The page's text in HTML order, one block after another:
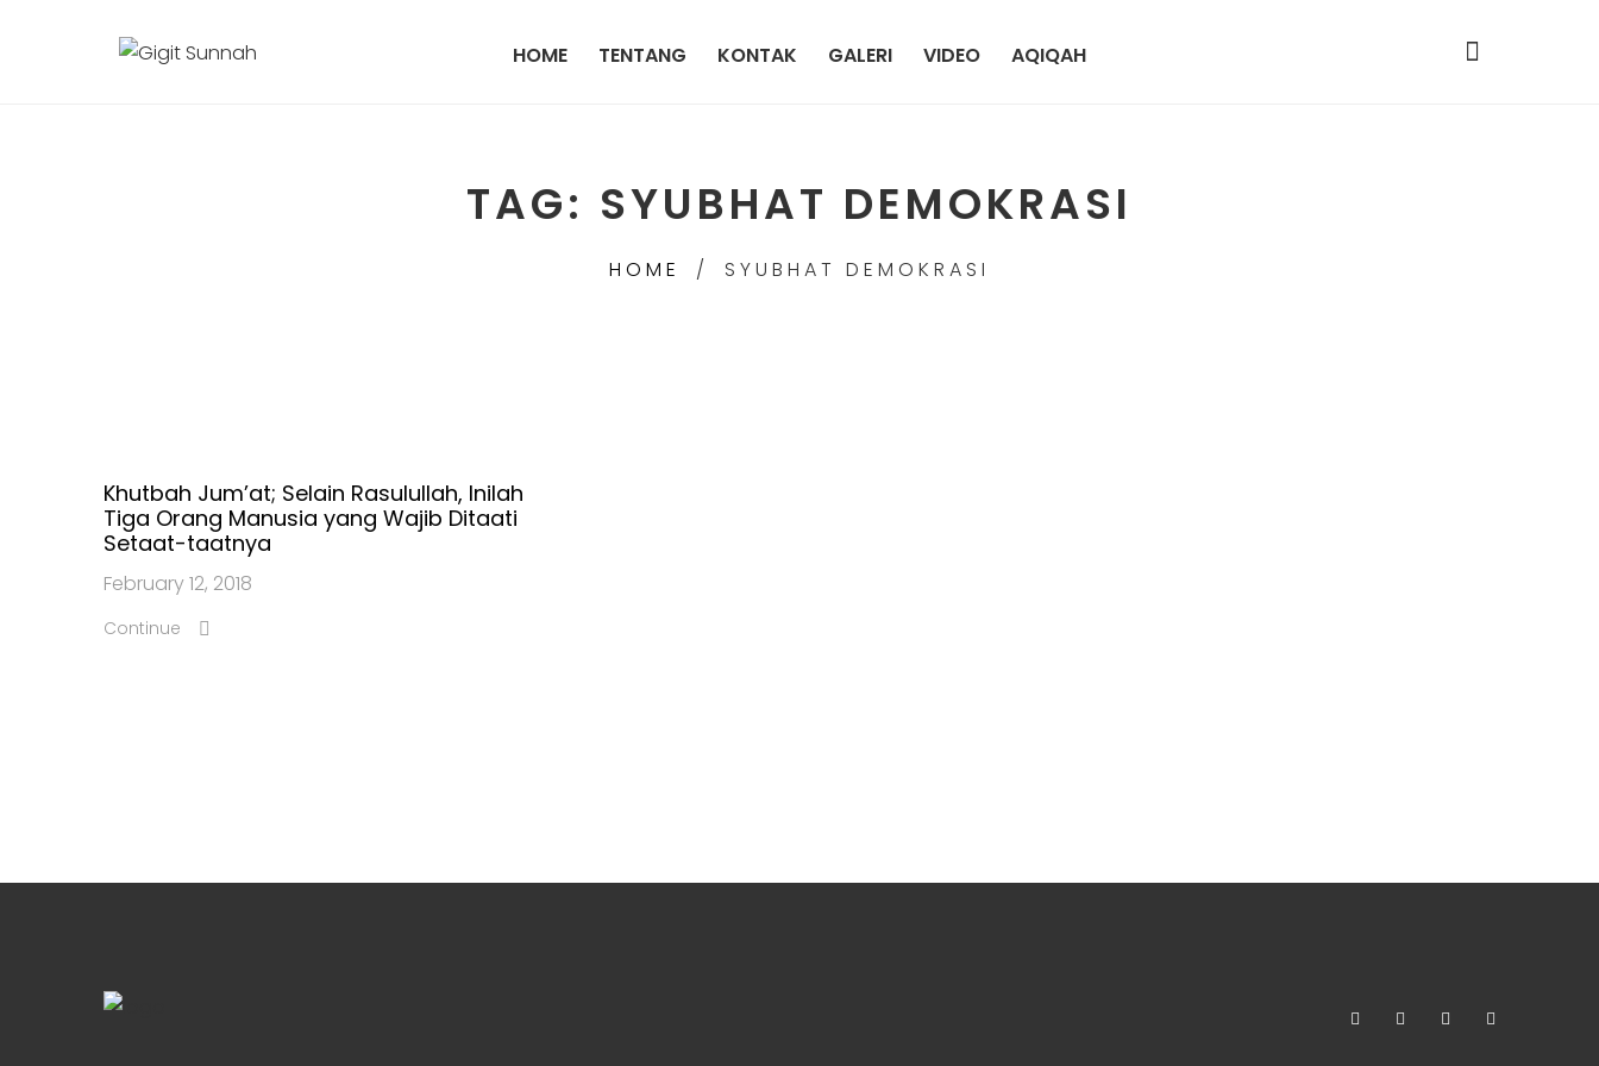
HOME TENTANG KONTAK GALERI VIDEO AQIQAH
TAG: SYUBHAT DEMOKRASI
HOME SYUBHAT DEMOKRASI
Khutbah Jum’at; Selain Rasulullah, Inilah
Tiga Orang Manusia yang Wajib Ditaati
Setaat-taatnya
February 12, 2018
Continue